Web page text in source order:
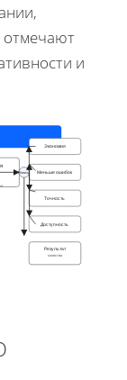
отмечают
и
Плюсы
Экономия
Меньше ошибок
Точность
Доступность
Результат
качество